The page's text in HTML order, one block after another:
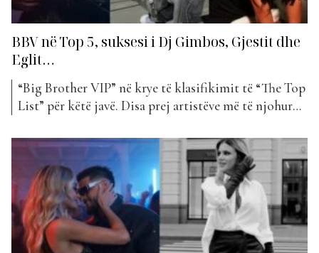
BBV në Top 5, suksesi i Dj Gimbos, Gjestit dhe
Eglit…
“Big Brother VIP” në krye të klasifikimit të “The Top
List” për këtë javë. Disa prej artistëve më të njohur
mbizotëruar në renditjen e Top 5. Kreu i javës ka
shkuar për një nga këngët më rë reja, “DJ Remix”...